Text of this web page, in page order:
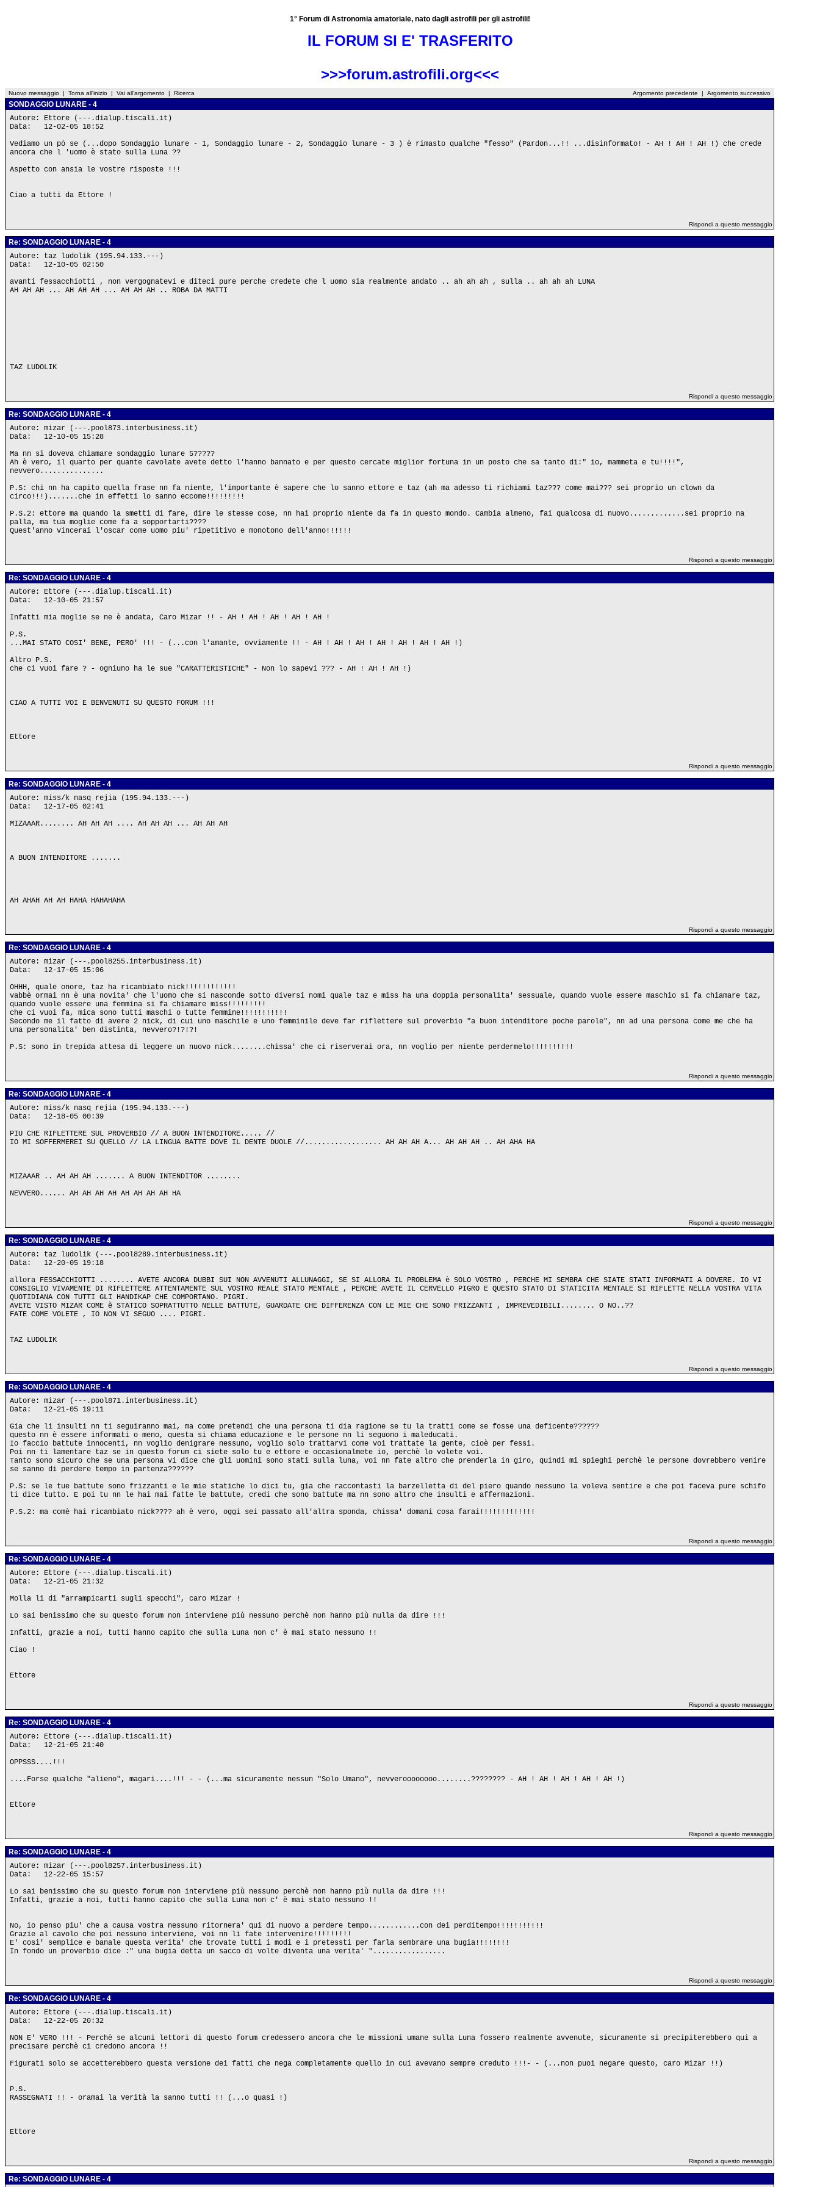
1° Forum di Astronomia amatoriale, nato dagli astrofili per gli astrofili!
IL FORUM SI E' TRASFERITO
>>>forum.astrofili.org<<<
Nuovo messaggio | Torna all'inizio | Vai all'argomento | Ricerca Argomento precedente | Argomento successivo
SONDAGGIO LUNARE - 4
Autore: Ettore (---.dialup.tiscali.it)
Data: 12-02-05 18:52
Vediamo un pò se (...dopo Sondaggio lunare - 1, Sondaggio lunare - 2, Sondaggio lunare - 3 ) è rimasto qualche "fesso" (Pardon...!! ...disinformato! - AH ! AH ! AH !) che crede
ancora che l 'uomo è stato sulla Luna ??
Aspetto con ansia le vostre risposte !!!
Ciao a tutti da Ettore !
Rispondi a questo messaggio
Re: SONDAGGIO LUNARE - 4
Autore: taz ludolik (195.94.133.---)
Data: 12-10-05 02:50
avanti fessacchiotti , non vergognatevi e diteci pure perche credete che l uomo sia realmente andato .. ah ah ah , sulla .. ah ah ah LUNA
AH AH AH ... AH AH AH ... AH AH AH .. ROBA DA MATTI
TAZ LUDOLIK
Rispondi a questo messaggio
Re: SONDAGGIO LUNARE - 4
Autore: mizar (---.pool873.interbusiness.it)
Data: 12-10-05 15:28
Ma nn si doveva chiamare sondaggio lunare 5?????
Ah è vero, il quarto per quante cavolate avete detto l'hanno bannato e per questo cercate miglior fortuna in un posto che sa tanto di:" io, mammeta e tu!!!!",
nevvero...............
P.S: chi nn ha capito quella frase nn fa niente, l'importante è sapere che lo sanno ettore e taz (ah ma adesso ti richiami taz??? come mai??? sei proprio un clown da
circo!!!).......che in effetti lo sanno eccome!!!!!!!!!
P.S.2: ettore ma quando la smetti di fare, dire le stesse cose, nn hai proprio niente da fa in questo mondo. Cambia almeno, fai qualcosa di nuovo.............sei proprio na
palla, ma tua moglie come fa a sopportarti????
Quest'anno vincerai l'oscar come uomo piu' ripetitivo e monotono dell'anno!!!!!!
Rispondi a questo messaggio
Re: SONDAGGIO LUNARE - 4
Autore: Ettore (---.dialup.tiscali.it)
Data: 12-10-05 21:57
Infatti mia moglie se ne è andata, Caro Mizar !! - AH ! AH ! AH ! AH ! AH !
P.S.
...MAI STATO COSI' BENE, PERO' !!! - (...con l'amante, ovviamente !! - AH ! AH ! AH ! AH ! AH ! AH ! AH !)
Altro P.S.
che ci vuoi fare ? - ogniuno ha le sue "CARATTERISTICHE" - Non lo sapevi ??? - AH ! AH ! AH !)
CIAO A TUTTI VOI E BENVENUTI SU QUESTO FORUM !!!
Ettore
Rispondi a questo messaggio
Re: SONDAGGIO LUNARE - 4
Autore: miss/k nasq rejia (195.94.133.---)
Data: 12-17-05 02:41
MIZAAAR........ AH AH AH .... AH AH AH ... AH AH AH
A BUON INTENDITORE .......
AH AHAH AH AH HAHA HAHAHAHA
Rispondi a questo messaggio
Re: SONDAGGIO LUNARE - 4
Autore: mizar (---.pool8255.interbusiness.it)
Data: 12-17-05 15:06
OHHH, quale onore, taz ha ricambiato nick!!!!!!!!!!!!
vabbè ormai nn è una novita' che l'uomo che si nasconde sotto diversi nomi quale taz e miss ha una doppia personalita' sessuale, quando vuole essere maschio si fa chiamare taz,
quando vuole essere una femmina si fa chiamare miss!!!!!!!!!
che ci vuoi fa, mica sono tutti maschi o tutte femmine!!!!!!!!!!!
Secondo me il fatto di avere 2 nick, di cui uno maschile e uno femminile deve far riflettere sul proverbio "a buon intenditore poche parole", nn ad una persona come me che ha
una personalita' ben distinta, nevvero?!?!?!
P.S: sono in trepida attesa di leggere un nuovo nick........chissa' che ci riserverai ora, nn voglio per niente perdermelo!!!!!!!!!!
Rispondi a questo messaggio
Re: SONDAGGIO LUNARE - 4
Autore: miss/k nasq rejia (195.94.133.---)
Data: 12-18-05 00:39
PIU CHE RIFLETTERE SUL PROVERBIO // A BUON INTENDITORE..... //
IO MI SOFFERMEREI SU QUELLO // LA LINGUA BATTE DOVE IL DENTE DUOLE //.................. AH AH AH A... AH AH AH .. AH AHA HA
MIZAAAR .. AH AH AH ....... A BUON INTENDITOR ........
NEVVERO...... AH AH AH AH AH AH AH AH HA
Rispondi a questo messaggio
Re: SONDAGGIO LUNARE - 4
Autore: taz ludolik (---.pool8289.interbusiness.it)
Data: 12-20-05 19:18
allora FESSACCHIOTTI ........ AVETE ANCORA DUBBI SUI NON AVVENUTI ALLUNAGGI, SE SI ALLORA IL PROBLEMA è SOLO VOSTRO , PERCHE MI SEMBRA CHE SIATE STATI INFORMATI A DOVERE. IO VI
CONSIGLIO VIVAMENTE DI RIFLETTERE ATTENTAMENTE SUL VOSTRO REALE STATO MENTALE , PERCHE AVETE IL CERVELLO PIGRO E QUESTO STATO DI STATICITA MENTALE SI RIFLETTE NELLA VOSTRA VITA
QUOTIDIANA CON TUTTI GLI HANDIKAP CHE COMPORTANO. PIGRI.
AVETE VISTO MIZAR COME è STATICO SOPRATTUTTO NELLE BATTUTE, GUARDATE CHE DIFFERENZA CON LE MIE CHE SONO FRIZZANTI , IMPREVEDIBILI........ O NO..??
FATE COME VOLETE , IO NON VI SEGUO .... PIGRI.
TAZ LUDOLIK
Rispondi a questo messaggio
Re: SONDAGGIO LUNARE - 4
Autore: mizar (---.pool871.interbusiness.it)
Data: 12-21-05 19:11
Gia che li insulti nn ti seguiranno mai, ma come pretendi che una persona ti dia ragione se tu la tratti come se fosse una deficente??????
questo nn è essere informati o meno, questa si chiama educazione e le persone nn li seguono i maleducati.
Io faccio battute innocenti, nn voglio denigrare nessuno, voglio solo trattarvi come voi trattate la gente, cioè per fessi.
Poi nn ti lamentare taz se in questo forum ci siete solo tu e ettore e occasionalmete io, perchè lo volete voi.
Tanto sono sicuro che se una persona vi dice che gli uomini sono stati sulla luna, voi nn fate altro che prenderla in giro, quindi mi spieghi perchè le persone dovrebbero venire
se sanno di perdere tempo in partenza??????
P.S: se le tue battute sono frizzanti e le mie statiche lo dici tu, gia che raccontasti la barzelletta di del piero quando nessuno la voleva sentire e che poi faceva pure schifo
ti dice tutto. E poi tu nn le hai mai fatte le battute, credi che sono battute ma nn sono altro che insulti e affermazioni.
P.S.2: ma comè hai ricambiato nick???? ah è vero, oggi sei passato all'altra sponda, chissa' domani cosa farai!!!!!!!!!!!!!
Rispondi a questo messaggio
Re: SONDAGGIO LUNARE - 4
Autore: Ettore (---.dialup.tiscali.it)
Data: 12-21-05 21:32
Molla li di "arrampicarti sugli specchi", caro Mizar !
Lo sai benissimo che su questo forum non interviene più nessuno perchè non hanno più nulla da dire !!!
Infatti, grazie a noi, tutti hanno capito che sulla Luna non c' è mai stato nessuno !!
Ciao !
Ettore
Rispondi a questo messaggio
Re: SONDAGGIO LUNARE - 4
Autore: Ettore (---.dialup.tiscali.it)
Data: 12-21-05 21:40
OPPSSS....!!!
....Forse qualche "alieno", magari....!!! - - (...ma sicuramente nessun "Solo Umano", nevveroooooooo........???????? - AH ! AH ! AH ! AH ! AH !)
Ettore
Rispondi a questo messaggio
Re: SONDAGGIO LUNARE - 4
Autore: mizar (---.pool8257.interbusiness.it)
Data: 12-22-05 15:57
Lo sai benissimo che su questo forum non interviene più nessuno perchè non hanno più nulla da dire !!!
Infatti, grazie a noi, tutti hanno capito che sulla Luna non c' è mai stato nessuno !!
No, io penso piu' che a causa vostra nessuno ritornera' qui di nuovo a perdere tempo............con dei perditempo!!!!!!!!!!!
Grazie al cavolo che poi nessuno interviene, voi nn li fate intervenire!!!!!!!!!
E' cosi' semplice e banale questa verita' che trovate tutti i modi e i pretessti per farla sembrare una bugia!!!!!!!!
In fondo un proverbio dice :" una bugia detta un sacco di volte diventa una verita' ".................
Rispondi a questo messaggio
Re: SONDAGGIO LUNARE - 4
Autore: Ettore (---.dialup.tiscali.it)
Data: 12-22-05 20:32
NON E' VERO !!! - Perchè se alcuni lettori di questo forum credessero ancora che le missioni umane sulla Luna fossero realmente avvenute, sicuramente si precipiterebbero qui a
precisare perchè ci credono ancora !!
Figurati solo se accetterebbero questa versione dei fatti che nega completamente quello in cui avevano sempre creduto !!!- - (...non puoi negare questo, caro Mizar !!)
P.S.
RASSEGNATI !! - oramai la Verità la sanno tutti !! (...o quasi !)
Ettore
Rispondi a questo messaggio
Re: SONDAGGIO LUNARE - 4